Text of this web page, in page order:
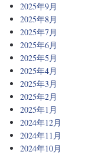
2025年9月
2025年8月
2025年7月
2025年6月
2025年5月
2025年4月
2025年3月
2025年2月
2025年1月
2024年12月
2024年11月
2024年10月